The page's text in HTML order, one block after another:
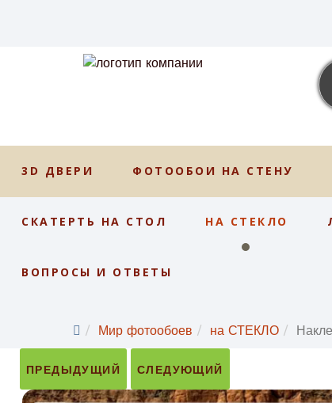
3D ДВЕРИ ФОТООБОИ НА СТЕНУ
СКАТЕРТЬ НА СТОЛ НА СТЕКЛО
ВОПРОСЫ И ОТВЕТЫ
Мир фотообоев на СТЕКЛО
ПРЕДЫДУЩИЙ СЛЕДУЮЩИЙ